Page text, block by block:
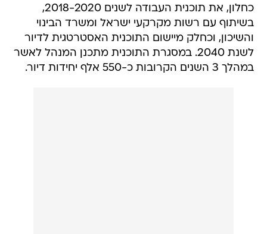
כחלון, את תוכנית העבודה לשנים 2018-2020,
בשיתוף עם רשות מקרקעי ישראל ומשרד הבינוי
והשיכון, וכחלק מיישום התוכנית האסטרטגית לדיור
לשנת 2040. במסגרת התוכנית מתכנן המנהל לאשר
במהלך 3 השנים הקרובות כ-550 אלף יחידות דיור.